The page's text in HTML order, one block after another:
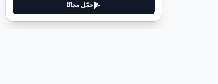
حمّل مجانًا